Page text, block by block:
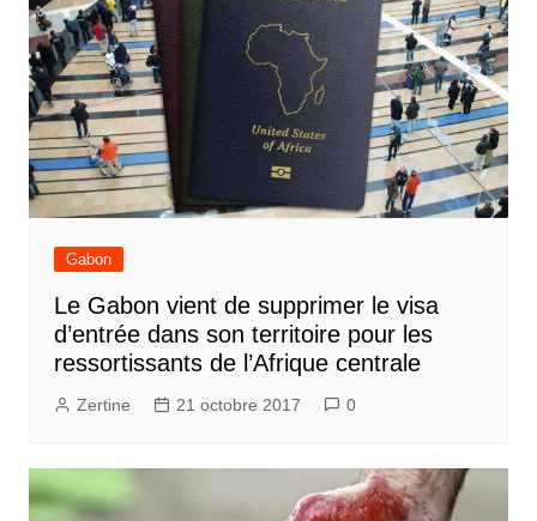
Gabon
Le Gabon vient de supprimer le visa
d’entrée dans son territoire pour les
ressortissants de l’Afrique centrale
Zertine 21 octobre 2017 0